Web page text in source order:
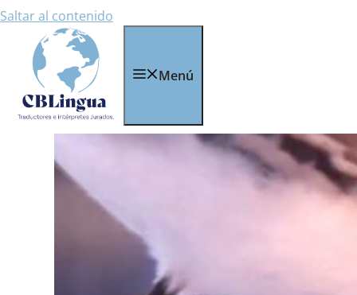
Saltar al contenido
Menú